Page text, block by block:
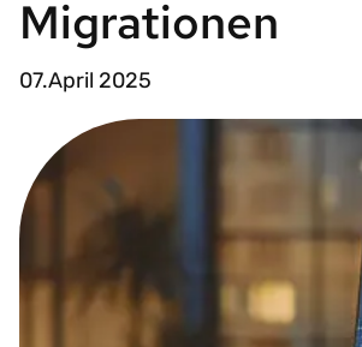
Migrationen
07.April 2025